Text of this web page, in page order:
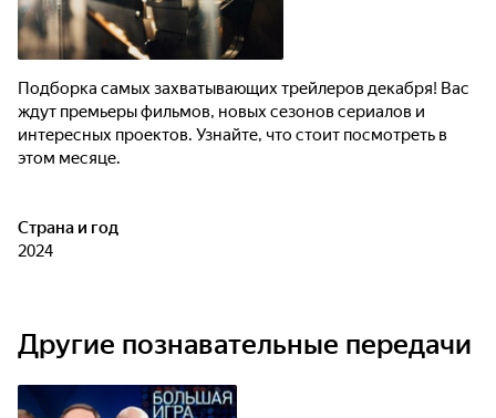
Подборка самых захватывающих трейлеров декабря! Вас
ждут премьеры фильмов, новых сезонов сериалов и
интересных проектов. Узнайте, что стоит посмотреть в
этом месяце.
Страна и год
2024
Другие познавательные передачи